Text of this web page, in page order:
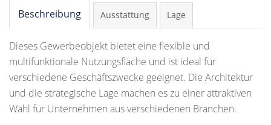
Beschreibung Ausstattung Lage
Dieses Gewerbeobjekt bietet eine flexible und
multifunktionale Nutzungsfläche und ist ideal für
verschiedene Geschäftszwecke geeignet. Die Architektur
und die strategische Lage machen es zu einer attraktiven
Wahl für Unternehmen aus verschiedenen Branchen.